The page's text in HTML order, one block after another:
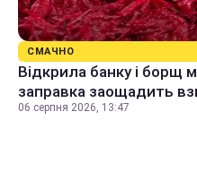
СМАЧНО
Відкрила банку і борщ
заправка заощадить
06 серпня 2026, 13:47